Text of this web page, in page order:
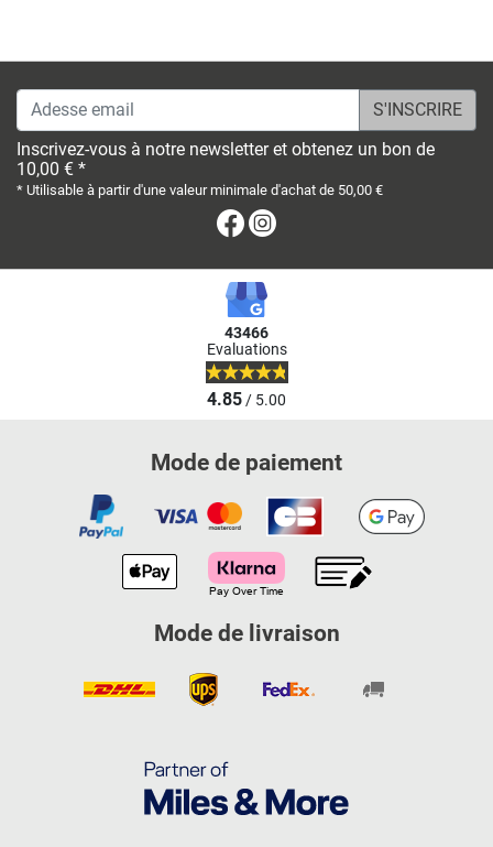
Adesse email
Inscrivez-vous à notre newsletter et obtenez un bon de
10,00 € *
* Utilisable à partir d'une valeur minimale d'achat de 50,00 €
Facebook
43466
Evaluations
4.85/ 5.00
Mode de paiement
Mode de livraison